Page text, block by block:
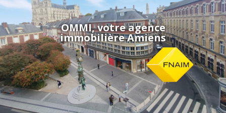
OMMI, votre agence
immobilière Amiens